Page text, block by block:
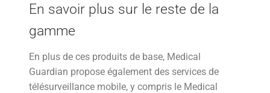
En savoir plus sur le reste de la
gamme
En plus de ces produits de base, Medical
Guardian propose également des services de
télésurveillance mobile, y compris le Medical